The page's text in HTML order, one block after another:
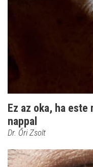
Ez az oka, ha
nappal
Dr. Őri Zsolt